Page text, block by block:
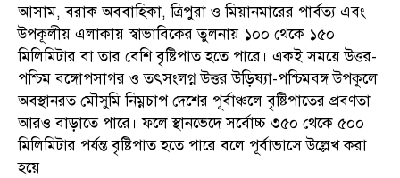
আসাম, বরাক অববাহিকা, ত্রিপুরা ও মিয়ানমারের পার্বত্য এবং
উপকূলীয় এলাকায় স্বাভাবিকের তুলনায় ১০০ থেকে ১৫০
মিলিমিটার বা তার বেশি বৃষ্টিপাত হতে পারে। একই সময়ে উত্তর-
পশ্চিম বঙ্গোপসাগর ও তৎসংলগ্ন উত্তর উড়িষ্যা-পশ্চিমবঙ্গ উপকূলে
অবস্থানরত মৌসুমি নিম্নচাপ দেশের পূর্বাঞ্চলে বৃষ্টিপাতের প্রবণতা
আরও বাড়াতে পারে। ফলে স্থানভেদে সর্বোচ্চ ৩৫০ থেকে ৫০০
মিলিমিটার পর্যন্ত বৃষ্টিপাত হতে পারে বলে পূর্বাভাসে উল্লেখ করা
হয়ে